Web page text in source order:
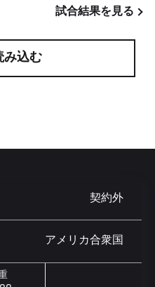
試合結果を見る
み込む
契約外
アメリカ合衆国